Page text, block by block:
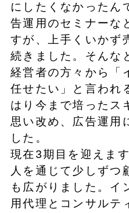
にしたくなかったん
告運用のセミナーな
すが、上手くいかず
続きました。そんな
経営者の方々から「
任せたい」と言われ
はり今まで培ったス
思い改め、広告運用
した。
現在3期目を迎えま
人を通じて少しずつ
も広がりました。イ
用代理とコンサルテ